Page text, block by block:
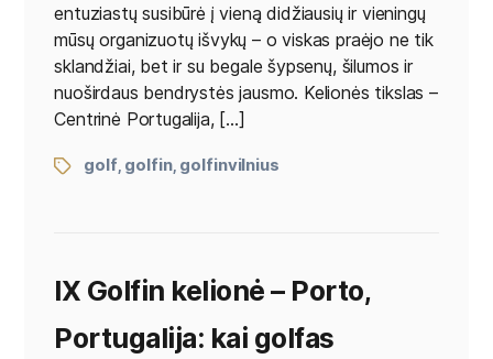
entuziastų susibūrė į vieną didžiausių ir vieningų
mūsų organizuotų išvykų – o viskas praėjo ne tik
sklandžiai, bet ir su begale šypsenų, šilumos ir
nuoširdaus bendrystės jausmo. Kelionės tikslas –
Centrinė Portugalija, […]
golf, golfin, golfinvilnius
IX Golfin kelionė – Porto,
Portugalija: kai golfas